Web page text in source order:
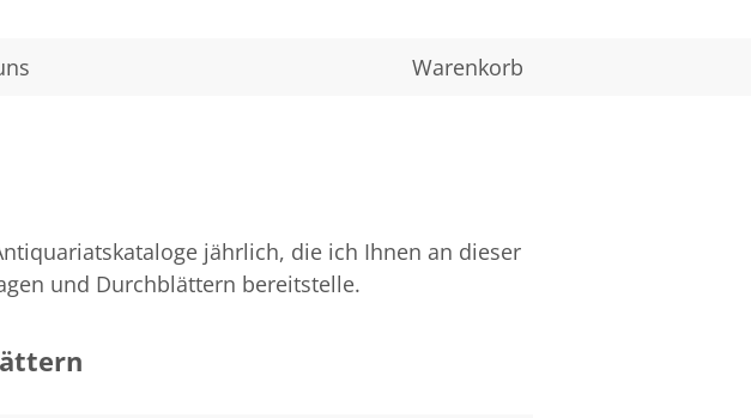
Warenkorb
jährlich, die ich Ihnen an dieser
und Durchblättern bereitstelle.